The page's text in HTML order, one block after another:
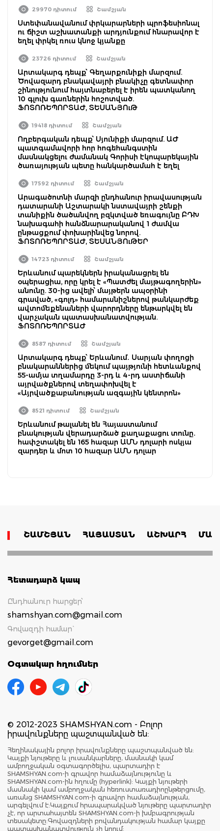
29970 դիտում Շամշյան
Ստեփանավանում փրկարարների պրոֆեսիոնալ
ու ճիշտ աշխատանքի արդյունքում հնարավոր է
եղել փրկել ռուս կնոջ կյանքը
23726 դիտում Շամշյան
Արտակարգ դեպք՝ Գեղարքունիքի մարզում.
Ծովազարդ բնակավայրի բնակիչը գետնափոր
շինությունում հայտնաբերել է իրեն պատկանող
10 գլուխ գառներին հոշոտված.
ՖՈՏՈՌԵՊՈՐՏԱԺ, ՏԵՍԱՆՅՈւԹ
19418 դիտում Շամշյան
Ողբերգական դեպք՝ Սյունիքի մարզում. ԱԺ
պատգամավորի հոր հոգեհանգստին
մասնակցելու ժամանակ Գորիսի էկոպարեկային
ծառայության պետը հանկարծամահ է եղել
17592 դիտում Շամշյան
Արագածոտնի մարզի ընդհանուր իրավասության
դատարանի Աշտարակի նստավայրի շենքի
տանիքին ծածանվող բզկտված եռագույնը ԲԴԽ
նախագահի հանձնարարականով 1 ժամվա
ընթացքում փոխարինվեց նորով.
ՖՈՏՈՌԵՊՈՐՏԱԺ, ՏԵՍԱՆՅՈւԹԵՐ
14723 դիտում Շամշյան
Երևանում պարեկներն իրականացրել են
օպերացիա, որը կրել է «Պատժել մայթագողերին»
անունը. 30-ից ավելի՝ մայթերն ապօրինի
գրաված, «գոլդ» համարանիշներով թանկարժեք
ավտոմեքենաների վարորդները ենթարկվել են
վարչական պատասխանատվության.
ՖՈՏՈՌԵՊՈՐՏԱԺ
8587 դիտում Շամշյան
Արտակարգ դեպք՝ Երևանում․ Սարյան փողոցի
բնակարաններից մեկում պայթյունի հետևանքով
55-ամյա տղամարդը 3-րդ և 4-րդ աստիճանի
այրվածքներով տեղափոխվել է
«Այրվածքաբանության ազգային կենտրոն»
8521 դիտում Շամշյան
Երևանում թալանել են Հայաստանում
բնակության վերադարձած քաղաքացու տունը․
հափշտակել են 165 հազար ԱՄՆ դոլարի ոսկյա
զարդեր և մոտ 10 հազար ԱՄՆ դոլար
ՇԱՄՇՅԱՆ ՀԱՅԱՍՏԱՆ ԱՇԽԱՐՀ
Հետադարձ կապ
Ընդհանուր հարցեր՝
shamshyan.com@gmail.com
Գովազդի համար`
gevorget@gmail.com
Օգտակար հղումներ
© 2012-2023 SHAMSHYAN.com - Բոլոր
իրավունքները պաշտպանված են:
Հեղինակային բոլոր իրավունքները պաշտպանված են:
Կայքի նյութերը և լուսանկարները, մասնակի կամ
ամբողջական օգտագործելիս, պարտադիր է
SHAMSHYAN.com-ի գրավոր համաձայնությունը և
SHAMSHYAN.com-ին հղումը (hyperlink): Կայքի նյութերի
մասնակի կամ ամբողջական հեռուստառադիոընթերցումը,
առանց SHAMSHYAN.com-ի գրավոր համաձայնության,
արգելվում է:Կայքում հրապարակված նյութերը պարտադիր
չէ, որ արտահայտեն SHAMSHYAN.com-ի խմբագրության
տեսակետը:Գովազդների բովանդակության համար կայքը
պատասխանատվություն չի կրում: